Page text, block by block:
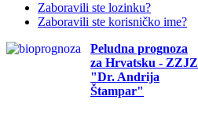
Zaboravili ste lozinku?
Zaboravili ste korisničko ime?
Peludna prognoza
za Hrvatsku - ZZJZ
"Dr. Andrija
Štampar"